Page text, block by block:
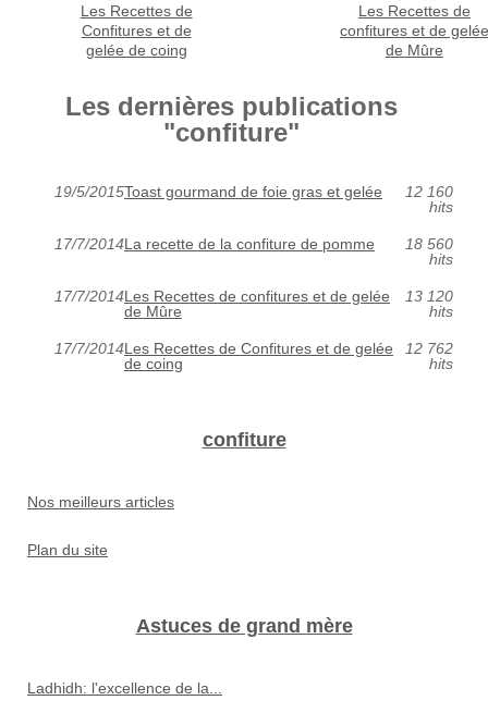
Les Recettes de
Confitures et de
gelée de coing
Les Recettes de
confitures et de gelée
de Mûre
Les dernières publications
"confiture"
19/5/2015Toast gourmand de foie gras et gelée
12 160
hits
17/7/2014La recette de la confiture de pomme
18 560
hits
17/7/2014Les Recettes de confitures et de gelée
de Mûre
13 120
hits
17/7/2014Les Recettes de Confitures et de gelée
de coing
12 762
hits
confiture
Nos meilleurs articles
Plan du site
Astuces de grand mère
Ladhidh: l'excellence de la...